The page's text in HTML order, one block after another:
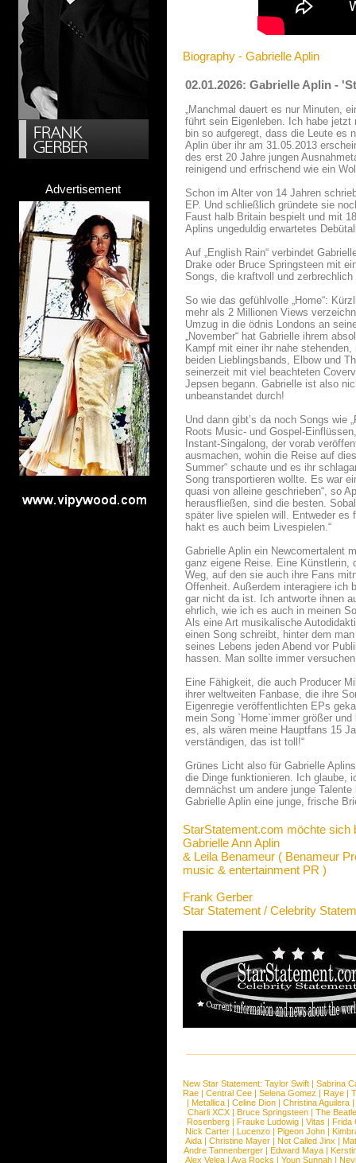
Advertisement
Biography - Gabrielle Aplin
02.01.2026: Gabrielle Aplin -
„Manchmal dauert es nur Minuten,
führt sein Eigenleben. Ich habe jetzt
bin so aufgeregt, dass die Leute es
Aplin über ihr am 31.05.2013
des erst 20 Jahre jungen
reinigend und erfrischend wie ein
Schon im Alter von 14 Jahren
EP. Und schließlich gründete sie
Faust halb Britain bespielt und mit
Aplins ungeduldig erwartetes
Auf „English Rain“ verbindet
Drake oder Bruce Springsteen mit
Songs, die kraftvoll und
So wie das gefühlvolle „Home“:
mehr als 2 Millionen Views
Umzug in die ödnis Londons an
„November“ hat Gabrielle ihrem
Kampf mit einer ihr nahe
beiden Lieblingsbands, Elbow und
seinerzeit mit viel beachteten
Jepsen begann. Gabrielle ist also
unbeanstandet durch!
Und dann gibt’s da noch Songs wie
Roots Music- und Gospel-
Instant-Singalong, der vorab
ausmachen, wohin die Reise auf
Summer“ schaute und es ihr
Song transportieren wollte. Es war
quasi von alleine geschrieben“, so
herausfließen, sind die besten.
später live spielen will. Entweder es
hakt es auch beim Livespielen.“
Gabrielle Aplin ein Newcomertalent
ganz eigene Reise. Eine Künstlerin,
Weg, auf den sie auch ihre Fans
Offenheit. Außerdem interagiere ich
gar nicht da ist. Ich antworte ihnen
ehrlich, wie ich es auch in meinen
Als eine Art musikalische
einen Song schreibt, hinter dem
seines Lebens jeden Abend vor
hassen. Man sollte immer
Eine Fähigkeit, die auch Producer
ihrer weltweiten Fanbase, die ihre
Eigenregie veröffentlichten EPs
mein Song `Home`immer größer
es, als wären meine Hauptfans 15
verständigen, das ist toll!“
Grünes Licht also für Gabrielle
die Dinge funktionieren. Ich glaube,
demnächst um andere junge
Gabrielle Aplin eine junge, frische
StarStatement.com möchte sich
Gabrielle Ann Aplin
& Leila Benameur ( Benameur
music & entertainment PR )
Frank Gerber
Star Statement / Celebrity
New Star Statement: Taylor Swift | Sabrina
Rae |Central Cee |Selena Gomez |Raye |
| Metallica | Celine Dion | Christina Aguilera |
Charli XCX |Bruce Springsteen |The
Rosenberg | Frauke Ludowig | Vitas | Frida
Nick Carter | Lucenzo | Pigeon John |
Aida |Christine Mayer |Not Called Jinx |
Andre Tannenberger | Edward Maya |
Alex Velea | Ava Rocks | Youn Sunnah |